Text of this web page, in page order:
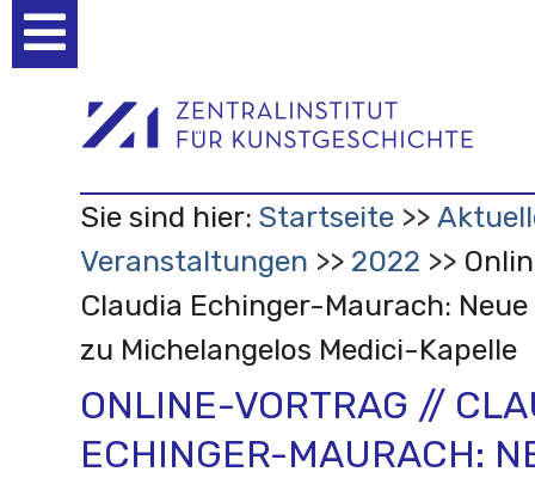
Werkzeuge
Sie sind hier: Startseite
Veranstaltungen
2022
Claudia Echinger-Maurach:
zu Michelangelos Medici-Kapelle
ONLINE-VORTRAG //
ECHINGER-MAURACH: